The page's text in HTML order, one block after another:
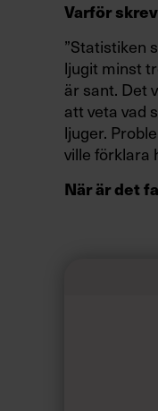
Varför
”Statistiken
ljugit minst
är sant. Det
att veta vad
ljuger.
ville förklara
När är det